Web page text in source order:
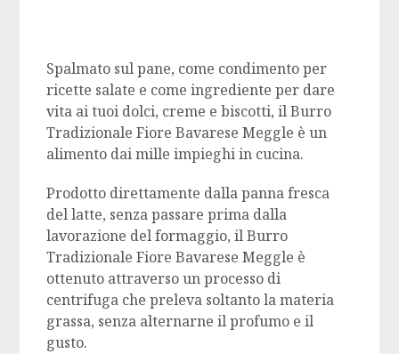
Spalmato sul pane, come condimento per
ricette salate e come ingrediente per dare
vita ai tuoi dolci, creme e biscotti, il Burro
Tradizionale Fiore Bavarese Meggle è un
alimento dai mille impieghi in cucina.
Prodotto direttamente dalla panna fresca
del latte, senza passare prima dalla
lavorazione del formaggio, il Burro
Tradizionale Fiore Bavarese Meggle è
ottenuto attraverso un processo di
centrifuga che preleva soltanto la materia
grassa, senza alternarne il profumo e il
gusto.